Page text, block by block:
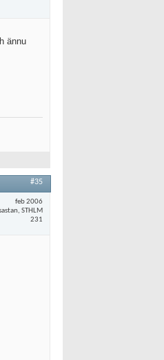
ännu
#35
feb 2006
STHLM
231